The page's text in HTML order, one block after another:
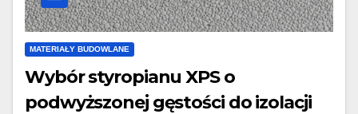
MATERIAŁY BUDOWLANE
Wybór styropianu XPS o
podwyższonej gęstości do izolacji